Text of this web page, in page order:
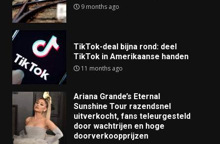
9 months ago
TikTok-deal bijna rond: deel
TikTok in Amerikaanse handen
11 months ago
Ariana Grande’s Eternal
Sunshine Tour razendsnel
uitverkocht, fans teleurgesteld
door wachtrijen en hoge
doorverkoopprijzen